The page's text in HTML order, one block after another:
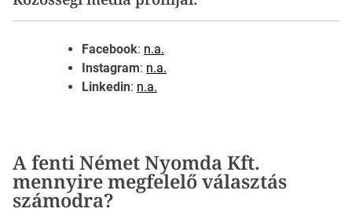
Facebook: n.a.
Instagram: n.a.
Linkedin: n.a.
A fenti Német Nyomda Kft.
mennyire megfelelő választás
számodra?